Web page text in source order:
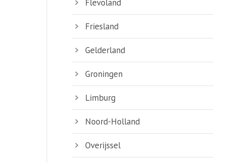
Flevoland
Friesland
Gelderland
Groningen
Limburg
Noord-Holland
Overijssel